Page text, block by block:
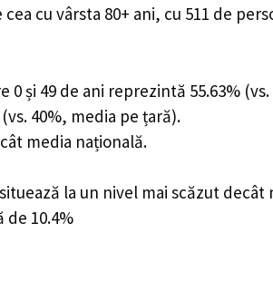
cu vârsta 80+ ani, cu 511 de
și 49 de ani reprezintă 55.63%
40%, media pe țară).
media națională.
la un nivel mai scăzut
10.4%